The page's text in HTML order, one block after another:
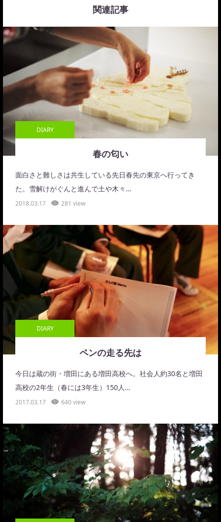
関連記事
DIARY
春の匂い
面白さと難しさは共生している先日春先の東京へ行ってき
た。雪解けがぐんと進んで土や木々…
2018.03.17 281 view
DIARY
ペンの走る先は
今日は蔵の街・増田にある増田高校へ。社会人約30名と増田
高校の2年生（春には3年生）150人…
2017.03.17 640 view